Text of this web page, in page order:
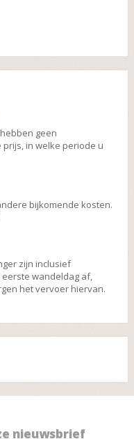
geen
in welke periode u
bijkomende kosten.
zijn inclusief
wandeldag af,
het vervoer hiervan.
nieuwsbrief